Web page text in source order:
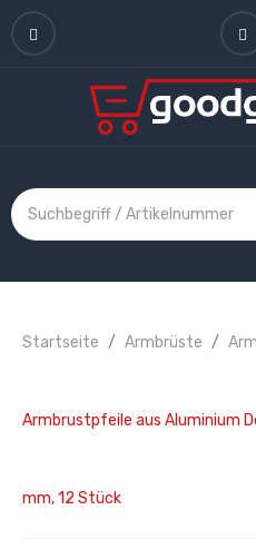
Startseite Armbrüste
Armbrustpfeile aus Aluminium
mm, 12 Stück